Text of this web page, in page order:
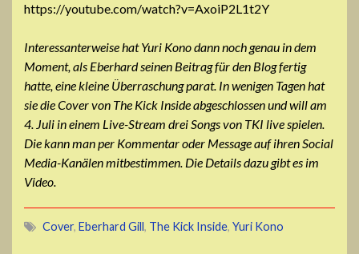
https://youtube.com/watch?v=AxoiP2L1t2Y
Interessanterweise hat Yuri Kono dann noch genau in dem
Moment, als Eberhard seinen Beitrag für den Blog fertig
hatte, eine kleine Überraschung parat. In wenigen Tagen hat
sie die Cover von The Kick Inside abgeschlossen und will am
4. Juli in einem Live-Stream drei Songs von TKI live spielen.
Die kann man per Kommentar oder Message auf ihren Social
Media-Kanälen mitbestimmen. Die Details dazu gibt es im
Video.
Cover, Eberhard Gill, The Kick Inside, Yuri Kono